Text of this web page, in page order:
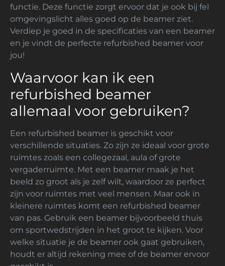
functie. Deze functie zorgt ervoor dat je ook bij fel
omgevingslicht alles goed op de beamer ziet.
Verdiep je goed in de specificaties van een beamer
en je vindt de perfecte refurbished beamer voor
jou!
Waarvoor kan ik een
refurbished beamer
allemaal voor gebruiken?
Een refurbished beamer is geschikt voor
verschillende situaties. Zo zijn ze ideaal voor grote
ruimtes zoals een collegezaal, aula of grote
vergaderruimte. Met een beamer maak je het
beeld zo groot als je zelf wilt, waardoor ze perfect
zijn voor ruimtes met veel mensen. Maar ook in
kleinere ruimtes komt een refurbished beamer
van pas. Gebruik een beamer bijvoorbeeld thuis
om sportwedstrijden in het groot te kijken. Voor
welke situatie je de beamer ook gaat gebruiken,
houdt er altijd rekening mee of de beamer ervoor